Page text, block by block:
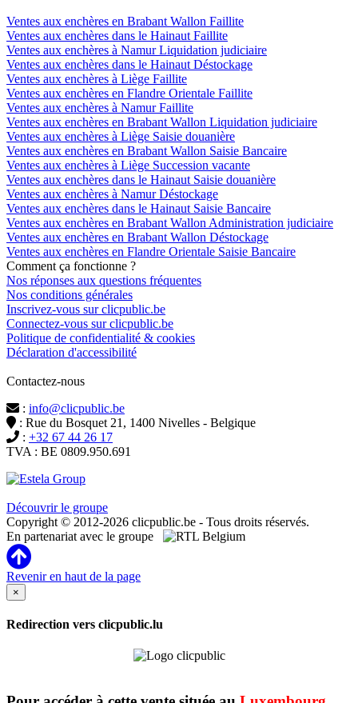
Ventes aux enchères en Brabant Wallon Faillite
Ventes aux enchères dans le Hainaut Faillite
Ventes aux enchères à Namur Liquidation judiciaire
Ventes aux enchères dans le Hainaut Déstockage
Ventes aux enchères à Liège Faillite
Ventes aux enchères en Flandre Orientale Faillite
Ventes aux enchères à Namur Faillite
Ventes aux enchères en Brabant Wallon Liquidation judiciaire
Ventes aux enchères à Liège Saisie douanière
Ventes aux enchères en Brabant Wallon Saisie Bancaire
Ventes aux enchères à Liège Succession vacante
Ventes aux enchères dans le Hainaut Saisie douanière
Ventes aux enchères à Namur Déstockage
Ventes aux enchères dans le Hainaut Saisie Bancaire
Ventes aux enchères en Brabant Wallon Administration judiciaire
Ventes aux enchères en Brabant Wallon Déstockage
Ventes aux enchères en Flandre Orientale Saisie Bancaire
Comment ça fonctionne ?
Nos réponses aux questions fréquentes
Nos conditions générales
Inscrivez-vous sur clicpublic.be
Connectez-vous sur clicpublic.be
Politique de confidentialité & cookies
Déclaration d'accessibilité
Contactez-nous
: info@clicpublic.be
: Rue du Bosquet 21, 1400 Nivelles - Belgique
: +32 67 44 26 17
TVA : BE 0809.950.691
Découvrir le groupe
Copyright © 2012-2026 clicpublic.be - Tous droits réservés.
En partenariat avec le groupe
Revenir en haut de la page
×
Redirection vers clicpublic.lu